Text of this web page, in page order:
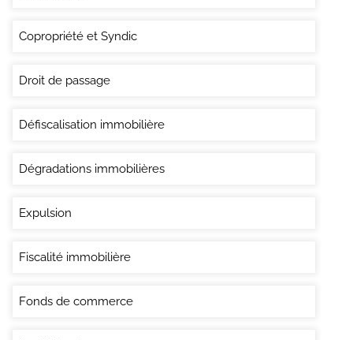
Copropriété et Syndic
Droit de passage
Défiscalisation immobilière
Dégradations immobilières
Expulsion
Fiscalité immobilière
Fonds de commerce